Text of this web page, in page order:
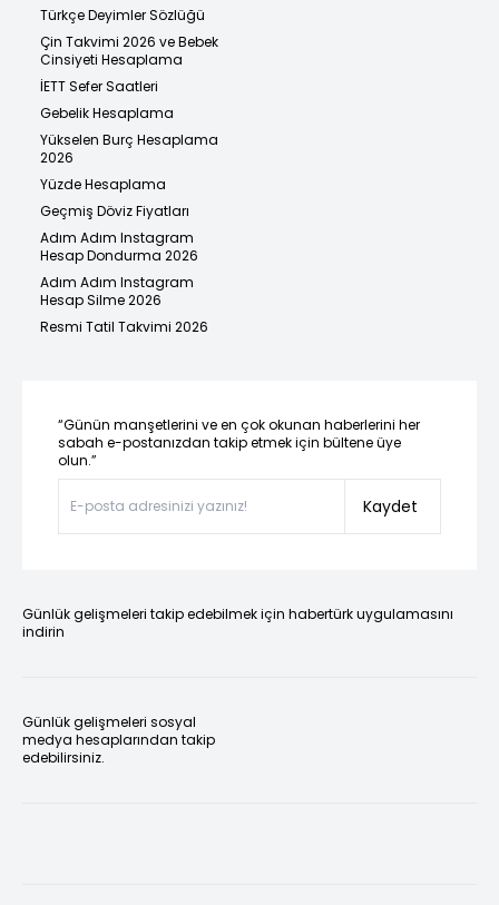
Türkçe Deyimler Sözlüğü
Çin Takvimi 2026 ve Bebek
Cinsiyeti Hesaplama
İETT Sefer Saatleri
Gebelik Hesaplama
Yükselen Burç Hesaplama
2026
Yüzde Hesaplama
Geçmiş Döviz Fiyatları
Adım Adım Instagram
Hesap Dondurma 2026
Adım Adım Instagram
Hesap Silme 2026
Resmi Tatil Takvimi 2026
“Günün manşetlerini ve en çok okunan haberlerini her
sabah e-postanızdan takip etmek için bültene üye
olun.”
Kaydet
Günlük gelişmeleri takip edebilmek için habertürk uygulamasını
indirin
Günlük gelişmeleri sosyal
medya hesaplarından takip
edebilirsiniz.